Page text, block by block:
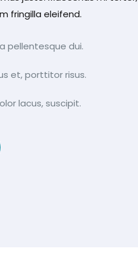
fringilla eleifend.
pellentesque dui.
et, porttitor risus.
lacus, suscipit.